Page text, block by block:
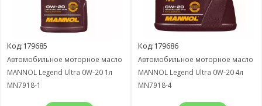
Код:179685
Автомобильное моторное масло
MANNOL Legend Ultra 0W-20 1л
MN7918-1
Код:179686
Автомобильное моторное масло
MANNOL Legend Ultra 0W-20 4л
MN7918-4